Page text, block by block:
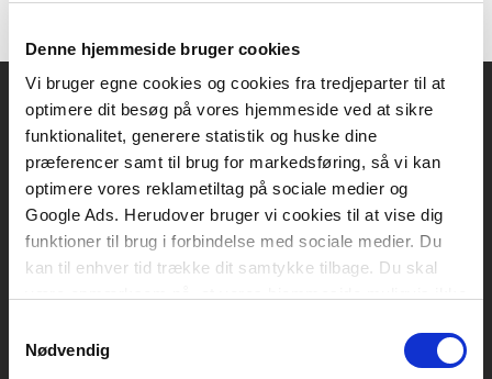
Denne hjemmeside bruger cookies
Vi bruger egne cookies og cookies fra tredjeparter til at
optimere dit besøg på vores hjemmeside ved at sikre
funktionalitet, generere statistik og huske dine
præferencer samt til brug for markedsføring, så vi kan
optimere vores reklametiltag på sociale medier og
Google Ads. Herudover bruger vi cookies til at vise dig
funktioner til brug i forbindelse med sociale medier. Du
kan til enhver tid trække dit samtykke tilbage. Du skal
tilbagetrækker et samtykke.
Nødvendig
Akademisk Forlag
Vognmagergade 11
1120 København K
CVR 76351910
Kontakt kundeservice